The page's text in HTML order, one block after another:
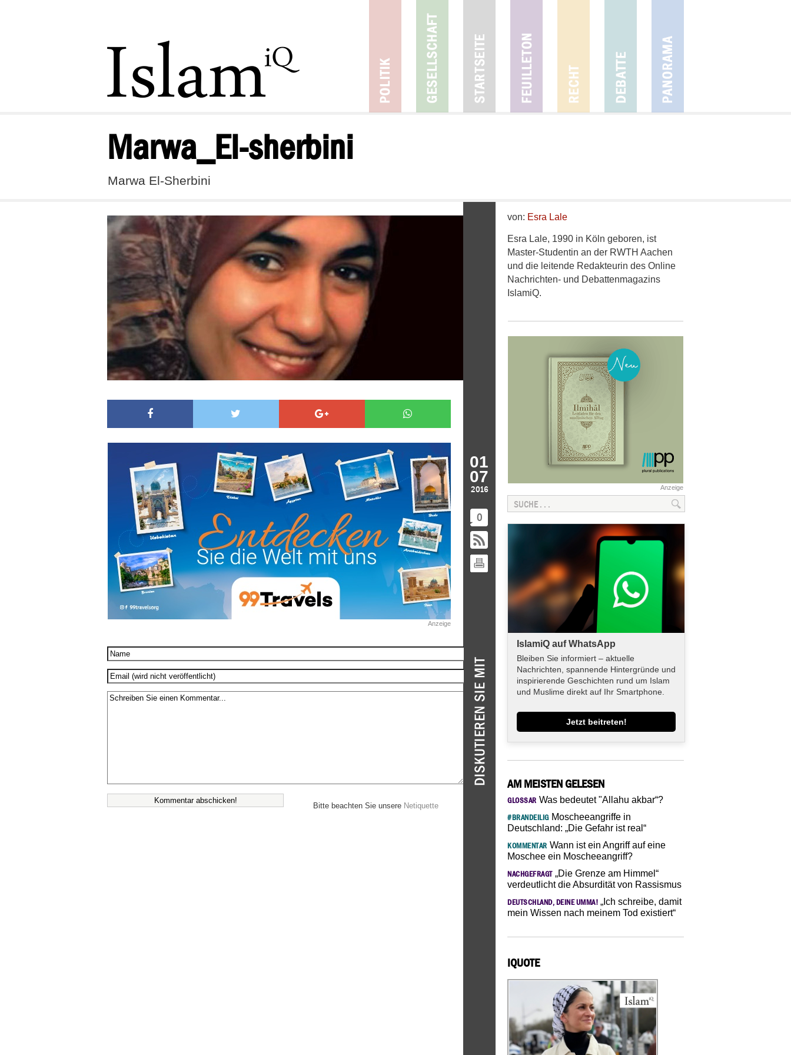
Marwa_El-sherbini
Marwa El-Sherbini
01
07
2016
0
Anzeige
Bitte beachten Sie unsere Netiquette
von: Esra Lale
Esra Lale, 1990 in Köln geboren, ist
Master-Studentin an der RWTH Aachen
und die leitende Redakteurin des Online
Nachrichten- und Debattenmagazins
IslamiQ.
Anzeige
IslamiQ auf WhatsApp
Bleiben Sie informiert – aktuelle
Nachrichten, spannende Hintergründe und
inspirierende Geschichten rund um Islam
und Muslime direkt auf Ihr Smartphone.
Jetzt beitreten!
AM MEISTEN GELESEN
GLOSSAR Was bedeutet "Allahu akbar“?
#BRANDEILIGMoscheeangriffe in
Deutschland: „Die Gefahr ist real“
KOMMENTAR Wann ist ein Angriff auf eine
Moschee ein Moscheeangriff?
NACHGEFRAGT„Die Grenze am Himmel“
verdeutlicht die Absurdität von Rassismus
DEUTSCHLAND, DEINE UMMA! „Ich schreibe, damit
mein Wissen nach meinem Tod existiert“
IQUOTE